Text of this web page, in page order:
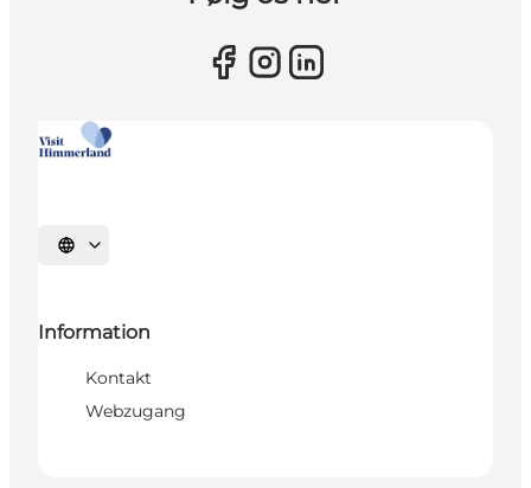
Sprache auswählen
Information
Kontakt
Webzugang